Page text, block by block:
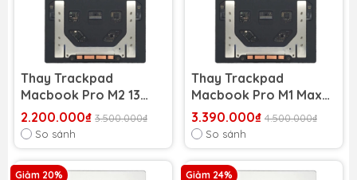
Thay Trackpad
Macbook Pro M2 13
inch 2022 A2338
2.200.000₫ 3.500.000₫
So sánh
Thay Trackpad
Macbook Pro M1 Max
16 inch 2021 A2485
3.390.000₫ 4.500.000₫
So sánh
Giảm 20% Giảm 24%